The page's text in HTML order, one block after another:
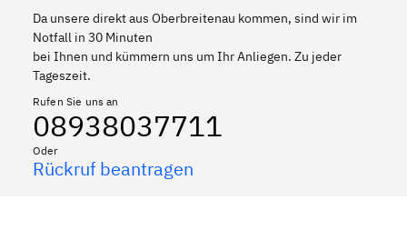
Da unsere direkt aus Oberbreitenau kommen, sind wir im
Notfall in 30 Minuten
bei Ihnen und kümmern uns um Ihr Anliegen. Zu jeder
Tageszeit.
Rufen Sie uns an
08938037711
Oder
Rückruf beantragen